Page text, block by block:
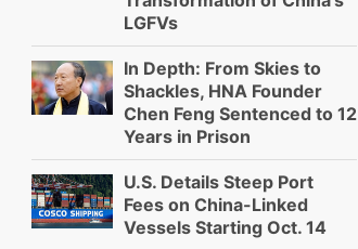
LGFVs
In Depth: From Skies to
Shackles, HNA Founder
Chen Feng Sentenced to 12
Years in Prison
U.S. Details Steep Port
Fees on China-Linked
Vessels Starting Oct. 14